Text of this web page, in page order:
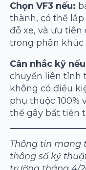
Chọn VF3 nếu:
thành, có thể
đỗ xe, và ưu
trong phân khúc
Cân nhắc kỹ
chuyển liên tỉnh
không có điều
phụ thuộc 100%
thể gây bất tiện
Thông tin mang
thông số kỹ